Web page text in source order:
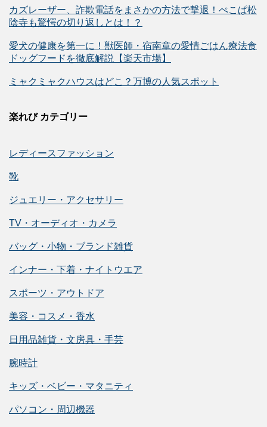
カズレーザー、詐欺電話をまさかの方法で撃退！ぺこぱ松
陰寺も驚愕の切り返しとは！？
愛犬の健康を第一に！獣医師・宿南章の愛情ごはん療法食
ドッグフードを徹底解説【楽天市場】
ミャクミャクハウスはどこ？万博の人気スポット
楽れび カテゴリー
レディースファッション
靴
ジュエリー・アクセサリー
TV・オーディオ・カメラ
バッグ・小物・ブランド雑貨
インナー・下着・ナイトウエア
スポーツ・アウトドア
美容・コスメ・香水
日用品雑貨・文房具・手芸
腕時計
キッズ・ベビー・マタニティ
パソコン・周辺機器